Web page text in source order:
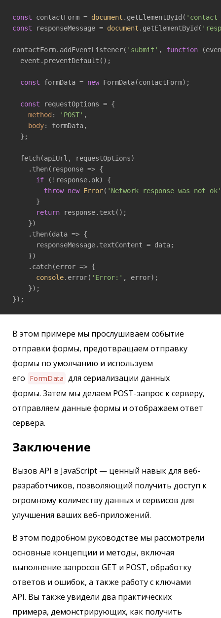
const contactForm = document .getElementById(
const responseMessage = document .getElementById(
contactForm.addEventListener( 'submit' , function (
  event.preventDefault();
const formData = new FormData(contactForm);
const requestOptions = {
method : 'POST' ,
body: formData,
  };
  fetch(apiUrl, requestOptions)
    .then(
response => {
if (!response.ok) {
throw new Error( 'Network response was not ok'
      }
return response.text();
    })
    .then(
data => {
      responseMessage.textContent = data;
    })
    .catch(
error => {
console.error( 'Error:' , error);
    });
});
В этом примере мы прослушиваем событие
отправки формы, предотвращаем отправку
формы по умолчанию и используем
его FormData для сериализации данных
формы. Затем мы делаем POST-запрос к серверу,
отправляем данные формы и отображаем ответ
сервера.
Заключение
Вызов API в JavaScript — ценный навык для веб-
разработчиков, позволяющий получить доступ к
огромному количеству данных и сервисов для
улучшения ваших веб-приложений.
В этом подробном руководстве мы рассмотрели
основные концепции и методы, включая
выполнение запросов GET и POST, обработку
ответов и ошибок, а также работу с ключами
API. Вы также увидели два практических
примера, демонстрирующих, как получить